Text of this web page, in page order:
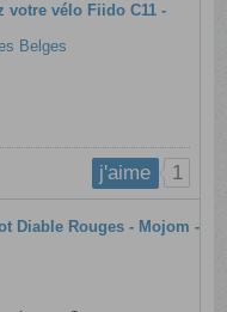
votre vélo Fiido C11 -
Belges
j'aime 1
Diable Rouges - Mojom -